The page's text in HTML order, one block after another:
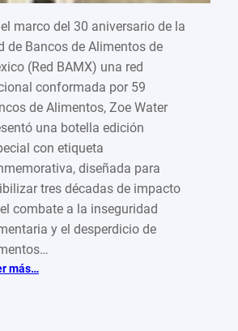
el marco del 30 aniversario de la
de Bancos de Alimentos de
(Red BAMX) una red
conformada por 59
de Alimentos, Zoe Water
una botella edición
con etiqueta
diseñada para
tres décadas de impacto
combate a la inseguridad
y el desperdicio de
más…: